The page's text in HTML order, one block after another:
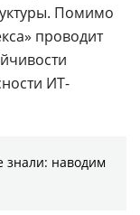
Помимо
проводит
ИТ-
знали: наводим